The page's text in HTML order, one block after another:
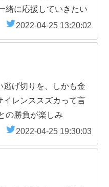
緒に応援していきたい
2022-04-25 13:20:02
逃げ切りを、しかも金
イレンススズカって言
の勝負が楽しみ
2022-04-25 19:30:03